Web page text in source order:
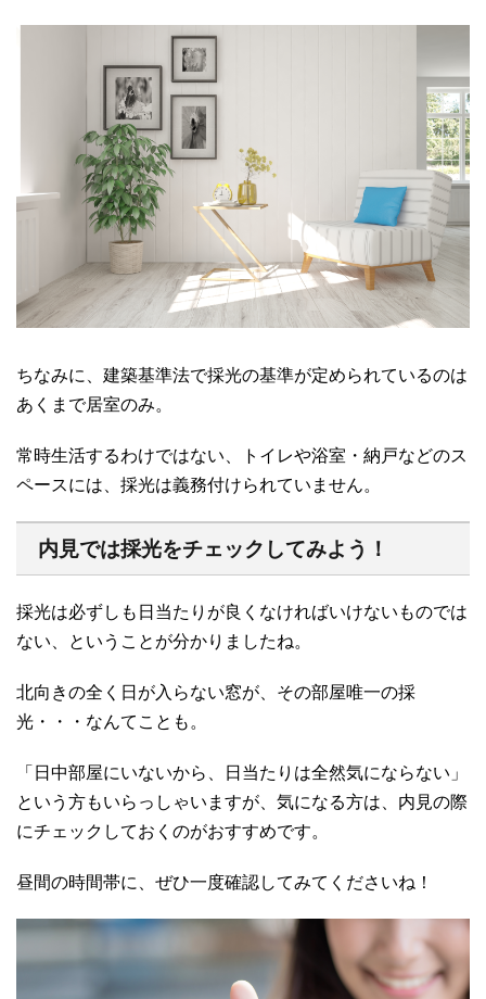
ちなみに、建築基準法で採光の基準が定められているのは
あくまで居室のみ。
常時生活するわけではない、トイレや浴室・納戸などのス
ペースには、採光は義務付けられていません。
内見では採光をチェックしてみよう！
採光は必ずしも日当たりが良くなければいけないものでは
ない、ということが分かりましたね。
北向きの全く日が入らない窓が、その部屋唯一の採
光・・・なんてことも。
「日中部屋にいないから、日当たりは全然気にならない」
という方もいらっしゃいますが、気になる方は、内見の際
にチェックしておくのがおすすめです。
昼間の時間帯に、ぜひ一度確認してみてくださいね！